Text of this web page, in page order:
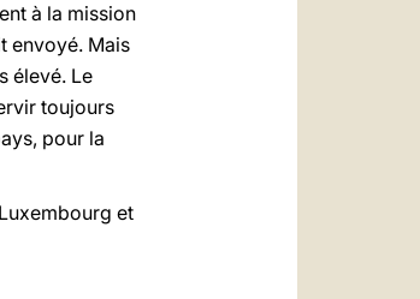
à la mission
envoyé. Mais
élevé. Le
toujours
pour la
et